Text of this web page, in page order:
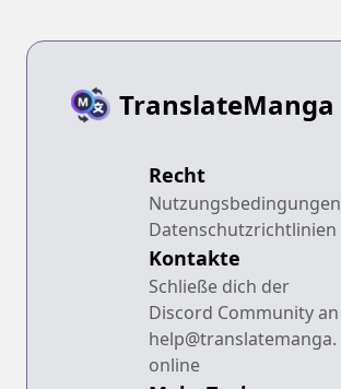
TranslateManga
Recht
Nutzungsbedingungen
Datenschutzrichtlinien
Kontakte
Schließe dich der
Discord Community an
help@translatemanga.
online